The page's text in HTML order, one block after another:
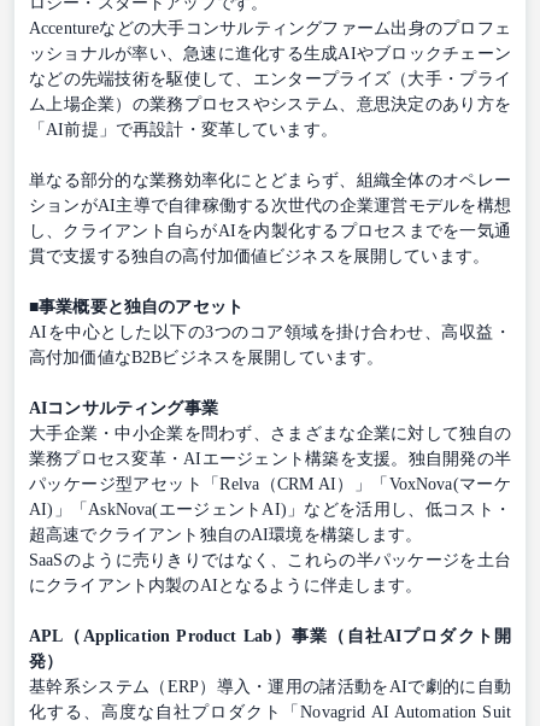
Accentureなどの大手コンサルティングファーム出身のプロフェ
ッショナルが率い、急速に進化する生成AIやブロックチェーン
などの先端技術を駆使して、エンタープライズ（大手・プライ
ム上場企業）の業務プロセスやシステム、意思決定のあり方を
「AI前提」で再設計・変革しています。
単なる部分的な業務効率化にとどまらず、組織全体のオペレー
ションがAI主導で自律稼働する次世代の企業運営モデルを構想
し、クライアント自らがAIを内製化するプロセスまでを一気通
貫で支援する独自の高付加価値ビジネスを展開しています。
■事業概要と独自のアセット
AIを中心とした以下の3つのコア領域を掛け合わせ、高収益・
高付加価値なB2Bビジネスを展開しています。
AIコンサルティング事業
大手企業・中小企業を問わず、さまざまな企業に対して独自の
業務プロセス変革・AIエージェント構築を支援。独自開発の半
パッケージ型アセット「Relva（CRM AI）」「VoxNova(マーケ
AI)」「AskNova(エージェントAI)」などを活用し、低コスト・
超高速でクライアント独自のAI環境を構築します。
SaaSのように売りきりではなく、これらの半パッケージを土台
にクライアント内製のAIとなるように伴走します。
APL（Application Product Lab）事業（自社AIプロダクト開
発）
基幹系システム（ERP）導入・運用の諸活動をAIで劇的に自動
化する、高度な自社プロダクト「Novagrid AI Automation Suit